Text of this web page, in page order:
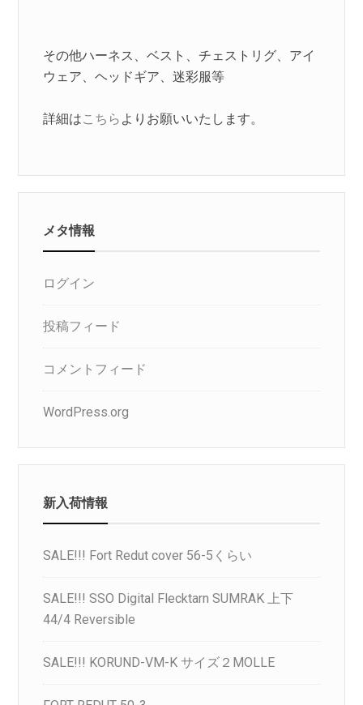
その他ハーネス、ベスト、チェストリグ、アイ
ウェア、ヘッドギア、迷彩服等
詳細はこちら よりお願いいたします。
メタ情報
ログイン
投稿フィード
コメントフィード
WordPress.org
新入荷情報
SALE!!! Fort Redut cover 56-5くらい
SALE!!! SSO Digital Flecktarn SUMRAK 上下
44/4 Reversible
SALE!!! KORUND-VM-K サイズ２MOLLE